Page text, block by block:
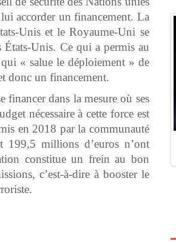
accorder un financement. La
Unis et le Royaume-Uni se
États-Unis. Ce qui a permis au
« salue le déploiement » de
donc un financement.
dans la mesure où ses
nécessaire à cette force est
en 2018 par la communauté
199,5 millions d’euros n’ont
constitue un frein au bon
c’est-à-dire à booster le